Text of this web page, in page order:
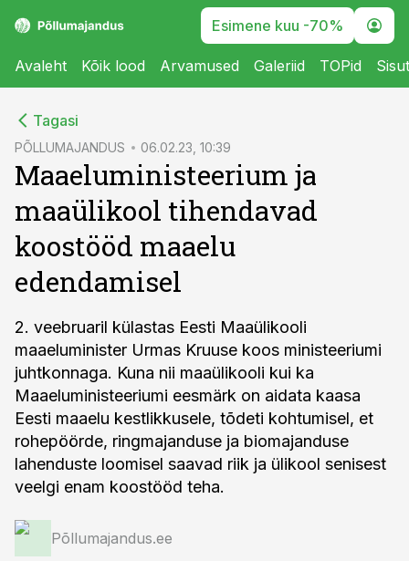
Esimene kuu -70%
Avaleht Kõik lood Arvamused Galeriid TOPid
Tagasi
PÕLLUMAJANDUS 06.02.23, 10:39
Maaeluministeerium ja
maaülikool tihendavad
koostööd maaelu
edendamisel
2. veebruaril külastas Eesti Maaülikooli
maaeluminister Urmas Kruuse koos ministeeriumi
juhtkonnaga. Kuna nii maaülikooli kui ka
Maaeluministeeriumi eesmärk on aidata kaasa
Eesti maaelu kestlikkusele, tõdeti kohtumisel, et
rohepöörde, ringmajanduse ja biomajanduse
lahenduste loomisel saavad riik ja ülikool senisest
veelgi enam koostööd teha.
Põllumajandus.ee